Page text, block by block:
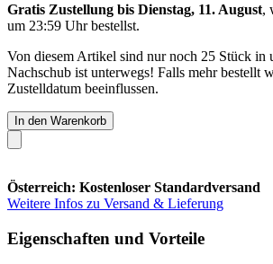
Gratis Zustellung bis Dienstag, 11. August,
um 23:59 Uhrbestellst.
Von diesem Artikel sind nur noch 25 Stück in
Nachschub ist unterwegs! Falls mehr bestellt
Zustelldatum beeinflussen.
In den Warenkorb
Österreich: Kostenloser Standardversand
Weitere Infos zu Versand & Lieferung
Eigenschaften und Vorteile